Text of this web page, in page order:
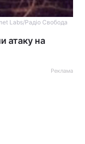
Labs/Радіо Свобода
атаку на
Реклама